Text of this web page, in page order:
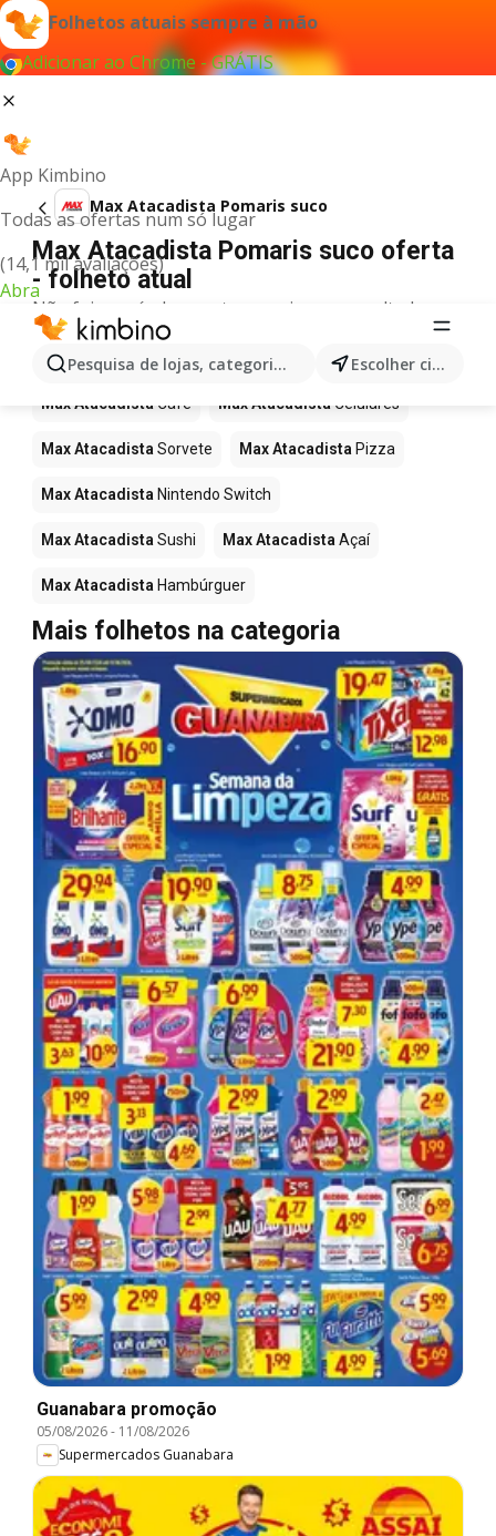
Folhetos atuais sempre à mão
Adicionar ao Chrome - GRÁTIS
App Kimbino
Todas as ofertas num só lugar
(14,1 mil avaliações)
Abra
Pesquisa de lojas, categorias,produtos... Escolher cidade
Max Atacadista Pomaris suco
Max Atacadista Pomaris suco oferta
- folheto atual
Não foi possível encontrar quaisquer resultados
para este termo.
Mais produtos em Max Atacadista
Max Atacadista Café Max Atacadista Celulares
Max Atacadista Sorvete Max Atacadista Pizza
Max Atacadista Nintendo Switch
Max Atacadista Sushi Max Atacadista Açaí
Max Atacadista Hambúrguer
Mais folhetos na categoria
Guanabara promoção
05/08/2026- 11/08/2026
Supermercados Guanabara